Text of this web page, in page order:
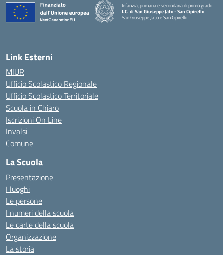
Infanzia, primaria e secondaria di primo grado
I.C. di San Giuseppe Jato - San Cipirello
San Giuseppe Jato e San Cipirello
Link Esterni
MIUR
Ufficio Scolastico Regionale
Ufficio Scolastico Territoriale
Scuola in Chiaro
Iscrizioni On Line
Invalsi
Comune
La Scuola
Presentazione
I luoghi
Le persone
I numeri della scuola
Le carte della scuola
Organizzazione
La storia